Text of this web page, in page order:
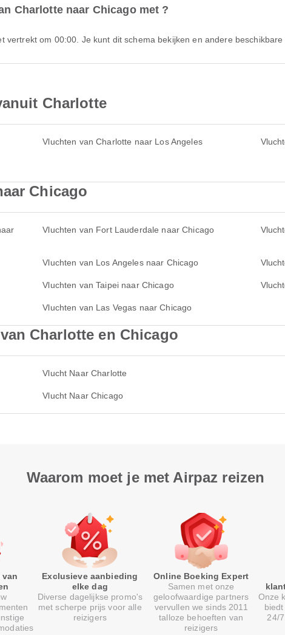
Charlotte naar Chicago met ?
vertrekt om 00:00. Je kunt dit schema bekijken en andere
Charlotte
Vluchten van Charlotte naar Los Angeles
Chicago
Vluchten van Fort Lauderdale naar Chicago
Vluchten van Los Angeles naar Chicago
Vluchten van Taipei naar Chicago
Vluchten van Las Vegas naar Chicago
Charlotte en Chicago
Vlucht Naar Charlotte
Vlucht Naar Chicago
Waarom moet je met Airpaz reizen
van
Exclusieve aanbieding
elke dag
Diverse dagelijkse promo's
met scherpe prijs voor alle
reizigers
Online Boeking Expert
Samen met onze
geloofwaardige partners
vervullen we sinds 2011
talloze behoeften van
reizigers
Onze
24/